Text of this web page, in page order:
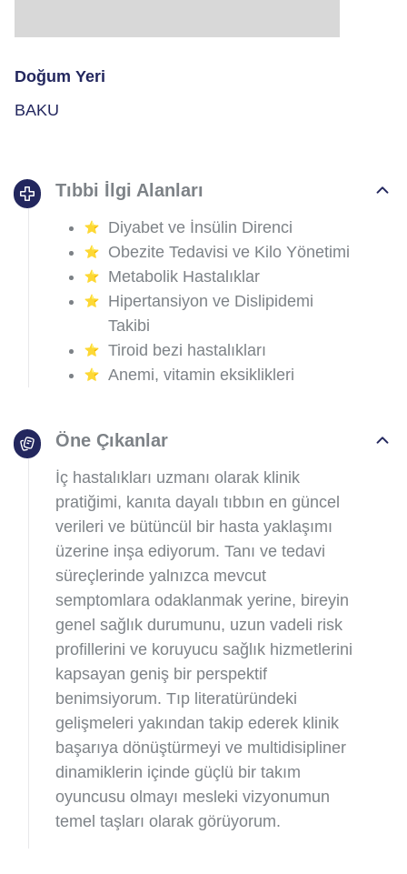
Doğum Yeri
BAKU
Tıbbi İlgi Alanları
Diyabet ve İnsülin Direnci
Obezite Tedavisi ve Kilo Yönetimi
Metabolik Hastalıklar
Hipertansiyon ve Dislipidemi
Takibi
Tiroid bezi hastalıkları
Anemi, vitamin eksiklikleri
Öne Çıkanlar
İç hastalıkları uzmanı olarak klinik
pratiğimi, kanıta dayalı tıbbın en güncel
verileri ve bütüncül bir hasta yaklaşımı
üzerine inşa ediyorum. Tanı ve tedavi
süreçlerinde yalnızca mevcut
semptomlara odaklanmak yerine, bireyin
genel sağlık durumunu, uzun vadeli risk
profillerini ve koruyucu sağlık hizmetlerini
kapsayan geniş bir perspektif
benimsiyorum. Tıp literatüründeki
gelişmeleri yakından takip ederek klinik
başarıya dönüştürmeyi ve multidisipliner
dinamiklerin içinde güçlü bir takım
oyuncusu olmayı mesleki vizyonumun
temel taşları olarak görüyorum.